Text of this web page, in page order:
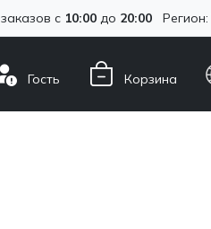
с 10:00 до 20:00 Регион:
Гость Корзина